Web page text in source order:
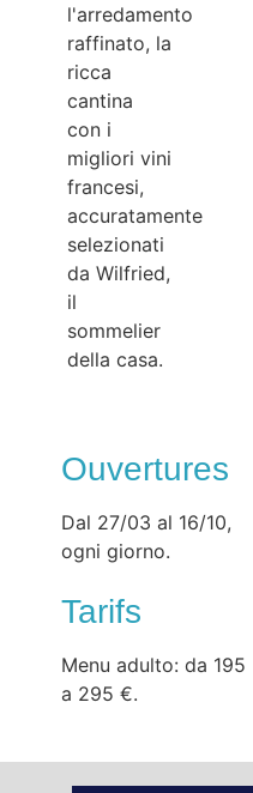
l'arredamento
raffinato, la
ricca
cantina
con i
migliori vini
francesi,
accuratamente
selezionati
da Wilfried,
il
sommelier
della casa.
Ouvertures
Dal 27/03 al 16/10,
ogni giorno.
Tarifs
Menu adulto: da 195
a 295 €.